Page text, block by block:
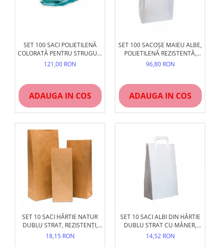
SET 100 SACI POLIETILENĂ
COLORATĂ PENTRU STRUGURI
ȘI RECOLTARE, REZISTENȚI,
53X95 CM
121,00 RON
ADAUGA IN COS
SET 100 SACOȘE MAIEU ALBE,
POLIETILENĂ REZISTENTĂ,
DIVERSE MĂRIMI
96,80 RON
ADAUGA IN COS
SET 10 SACI HÂRTIE NATUR
DUBLU STRAT, REZISTENȚI,
FĂRĂ MÂNER
18,15 RON
SET 10 SACI ALBI DIN HÂRTIE
DUBLU STRAT CU MÂNER,
REZISTENȚI, PENTRU FĂINĂ ȘI
FURAJE
14,52 RON